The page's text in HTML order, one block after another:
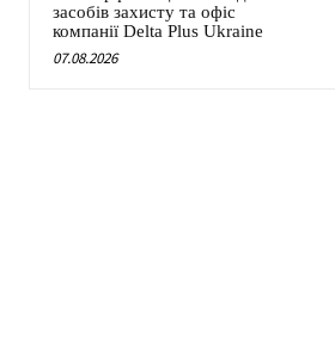
засобів захисту та офіс
компанії Delta Plus Ukraine
07.08.2026